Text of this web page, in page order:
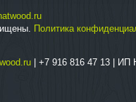
Политика
| +7 916 816 47 13 | ИП